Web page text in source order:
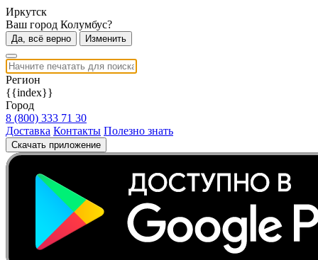
Иркутск
Ваш город Колумбус?
Да, всё верно Изменить
Регион
{{index}}
Город
8 (800) 333 71 30
Доставка Контакты Полезно знать
Скачать приложение